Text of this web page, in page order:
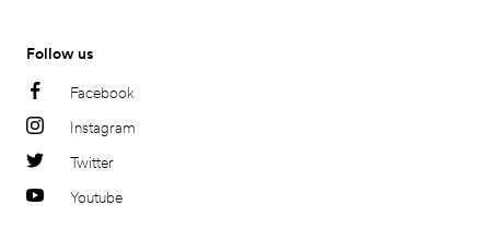
Follow us
Facebook
Instagram
Twitter
Youtube